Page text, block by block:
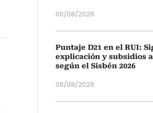
06/08/2026
Puntaje D21 en el RUI:
explicación y subsidios
según el Sisbén 2026
06/08/2026